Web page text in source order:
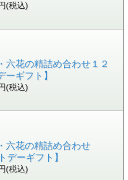
(税込)
六花の精詰め合わせ１２
ーギフト】
(税込)
六花の精詰め合わせ
デーギフト】
(税込)